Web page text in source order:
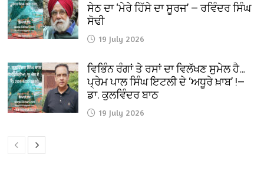
ਸੇਠ ਦਾ ‘ਮੇਰੇ ਹਿੱਸੇ ਦਾ ਸੂਰਜ’ — ਰਵਿੰਦਰ ਸਿੰਘ
ਸੋਢੀ
19 July 2026
ਵਿਭਿੰਨ ਰੰਗਾਂ ਤੇ ਰਸਾਂ ਦਾ ਵਿਲੱਖਣ ਸੁਮੇਲ ਹੈ…
ਪ੍ਰੇਮ ਪਾਲ ਸਿੰਘ ਇਟਲੀ ਦੇ ‘ਅਧੂਰੇ ਖ਼ਾਬ’ !—
ਡਾ. ਕੁਲਵਿੰਦਰ ਬਾਠ
19 July 2026